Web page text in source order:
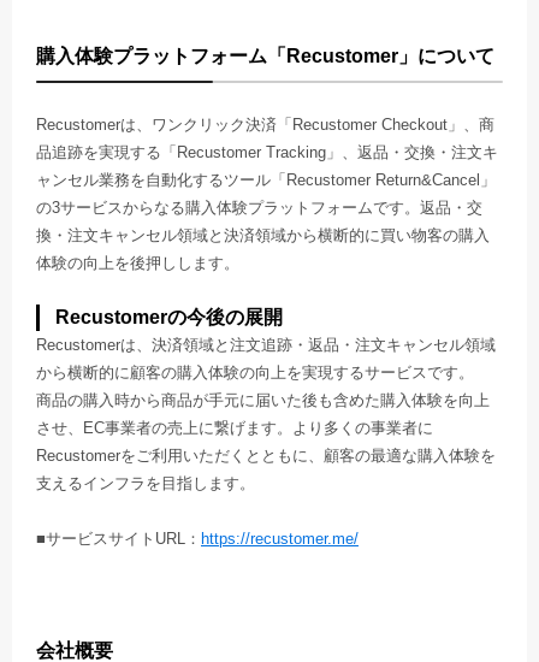
購入体験プラットフォーム「Recustomer」について
Recustomerは、ワンクリック決済「Recustomer Checkout」、商
品追跡を実現する「Recustomer Tracking」、返品・交換・注文キ
ャンセル業務を自動化するツール「Recustomer Return&Cancel」
の3サービスからなる購入体験プラットフォームです。返品・交
換・注文キャンセル領域と決済領域から横断的に買い物客の購入
体験の向上を後押しします。
Recustomerの今後の展開
Recustomerは、決済領域と注文追跡・返品・注文キャンセル領域
から横断的に顧客の購入体験の向上を実現するサービスです。
商品の購入時から商品が手元に届いた後も含めた購入体験を向上
させ、EC事業者の売上に繋げます。より多くの事業者に
Recustomerをご利用いただくとともに、顧客の最適な購入体験を
支えるインフラを目指します。
■サービスサイトURL： https://recustomer.me/
会社概要